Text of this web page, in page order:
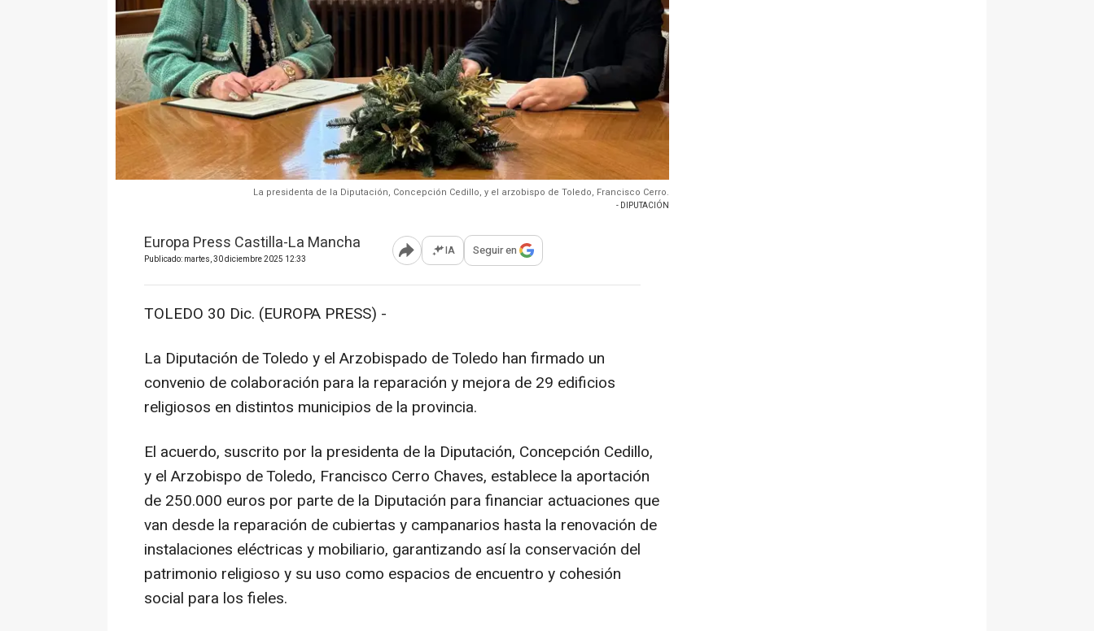
La presidenta de la Diputación, Concepción Cedillo, y el arzobispo de Toledo, Francisco Cerro.
- DIPUTACIÓN
Europa Press Castilla-La Mancha
Publicado: martes, 30 diciembre 2025 12:33 Abrir opciones para compartir
IA Seguir en
TOLEDO 30 Dic. (EUROPA PRESS) -
La Diputación de Toledo y el Arzobispado de Toledo han firmado un
convenio de colaboración para la reparación y mejora de 29 edificios
religiosos en distintos municipios de la provincia.
El acuerdo, suscrito por la presidenta de la Diputación, Concepción Cedillo,
y el Arzobispo de Toledo, Francisco Cerro Chaves, establece la aportación
de 250.000 euros por parte de la Diputación para financiar actuaciones que
van desde la reparación de cubiertas y campanarios hasta la renovación de
instalaciones eléctricas y mobiliario, garantizando así la conservación del
patrimonio religioso y su uso como espacios de encuentro y cohesión
social para los fieles.